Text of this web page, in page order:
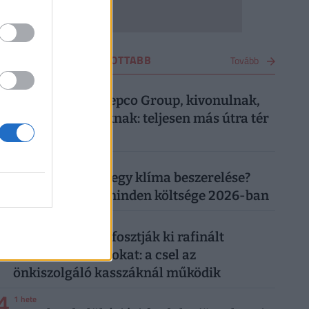
LEGOLVASOTTABB Tovább
4 hete
Most közölte a Pepco Group, kivonulnak,
vége egy korszaknak: teljesen más útra tér
át a boltlánc
Mennyibe kerül egy klíma beszerelése?
Egy klíma ára, minden költsége 2026-ban
"Banántrükkel" fosztják ki rafinált
vásárolók a boltokat: a csel az
önkiszolgáló kasszáknál működik
1 hete